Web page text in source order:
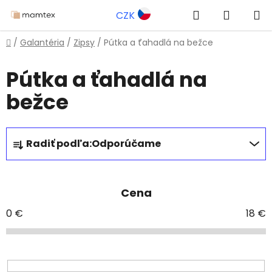
na
obsah
CZK Hľadať
KOŠÍK
Domov
/ Galantéria / Zipsy / Pútka a ťahadlá na bežce
Pútka a ťahadlá na
bežce
R
a
d
i
e
r
Radiť podľa:Odporúčame
Cena
0 € 18 €